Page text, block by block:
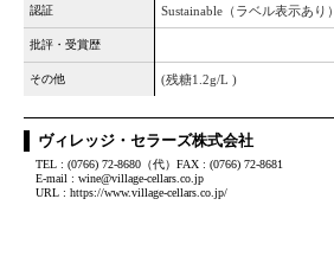
認証 Sustainable（ラベル表示あり）
批評・受賞歴
その他 (残糖1.2g/L )
ヴィレッジ・セラーズ株式会社
TEL : (0766) 72-8680（代）FAX : (0766) 72-8681
E-mail : wine@village-cellars.co.jp
URL : https://www.village-cellars.co.jp/